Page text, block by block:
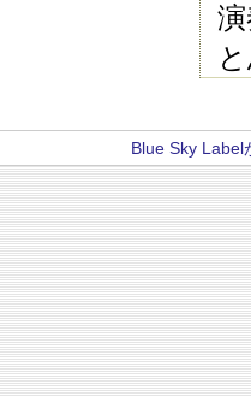
Blue Sky Label